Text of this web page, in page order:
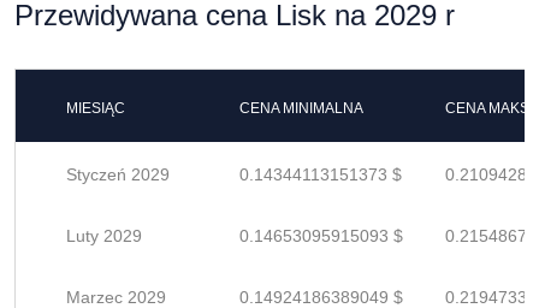
Przewidywana cena Lisk na 2029 r
MIESIĄC CENA MINIMALNA CENA
Styczeń 2029 0.14344113151373 $
Luty 2029 0.14653095915093 $
Marzec 2029 0.14924186389049 $